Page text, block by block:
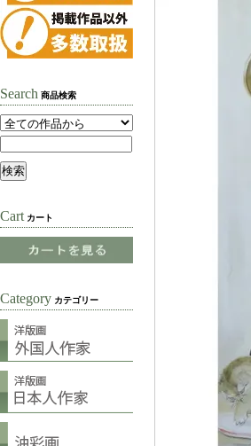
Search 商品検索
Cart カート
Category カテゴリー